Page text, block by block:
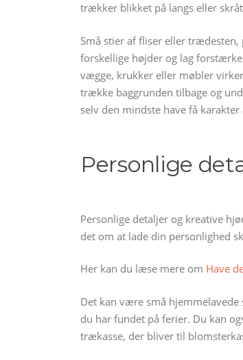
trækker blikket på langs eller
Små stier af fliser eller
forskellige højder og lag
vægge, krukker eller møbler
trække baggrunden tilbage og
selv den mindste have få
Personlige
Personlige detaljer og kreative
det om at lade din personlighed
Her kan du læse mere om Have
Det kan være små
du har fundet på ferier. Du kan
trækasse, der bliver til